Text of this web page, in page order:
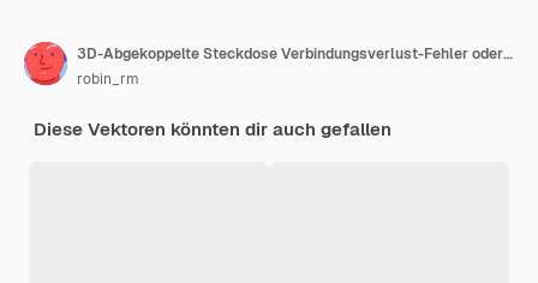
3D-Abgekoppelte Steckdose Verbindungsverlust-Fehler oder Offline-Status 404 Seiten Technische Probleme Illustration
robin_rm
Diese Vektoren könnten dir auch gefallen